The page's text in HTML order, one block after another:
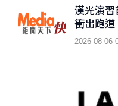
漢光演
衝出跑
查」
2026-08-06